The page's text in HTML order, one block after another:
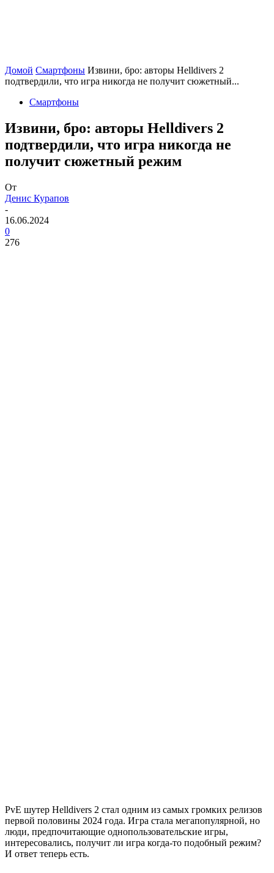
Домой Смартфоны Извини, бро: авторы Helldivers 2
подтвердили, что игра никогда не получит сюжетный...
Смартфоны
Извини, бро: авторы Helldivers 2
подтвердили, что игра никогда не
получит сюжетный режим
От
Денис Курапов
-
16.06.2024
0
276
PvE шутер Helldivers 2 стал одним из самых громких релизов
первой половины 2024 года. Игра стала мегапопулярной, но
люди, предпочитающие однопользовательские игры,
интересовались, получит ли игра когда-то подобный режим?
И ответ теперь есть.